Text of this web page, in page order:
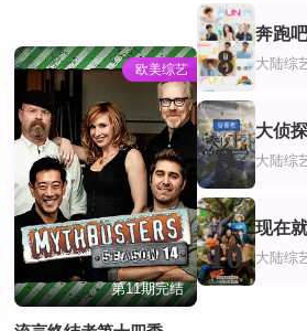
欧美综艺
第11期完结
8
奔跑
大陆综
9
大侦
大陆综
10
现在
大陆综